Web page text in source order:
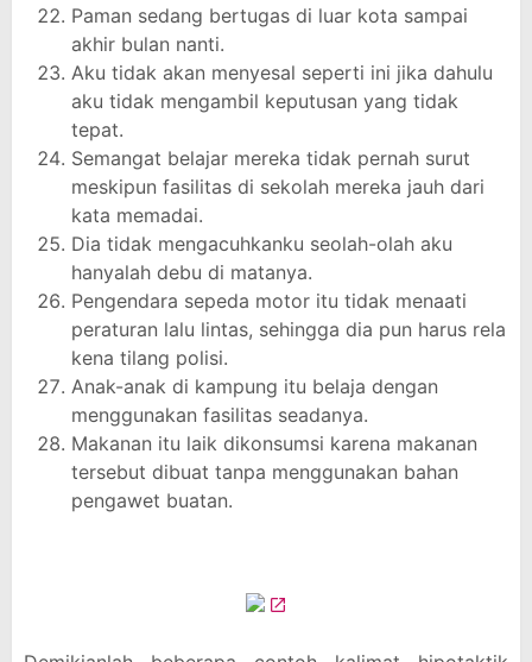
Paman sedang bertugas di luar kota sampai
akhir bulan nanti.
Aku tidak akan menyesal seperti ini jika dahulu
aku tidak mengambil keputusan yang tidak
tepat.
Semangat belajar mereka tidak pernah surut
meskipun fasilitas di sekolah mereka jauh dari
kata memadai.
Dia tidak mengacuhkanku seolah-olah aku
hanyalah debu di matanya.
Pengendara sepeda motor itu tidak menaati
peraturan lalu lintas, sehingga dia pun harus rela
kena tilang polisi.
Anak-anak di kampung itu belaja dengan
menggunakan fasilitas seadanya.
Makanan itu laik dikonsumsi karena makanan
tersebut dibuat tanpa menggunakan bahan
pengawet buatan.